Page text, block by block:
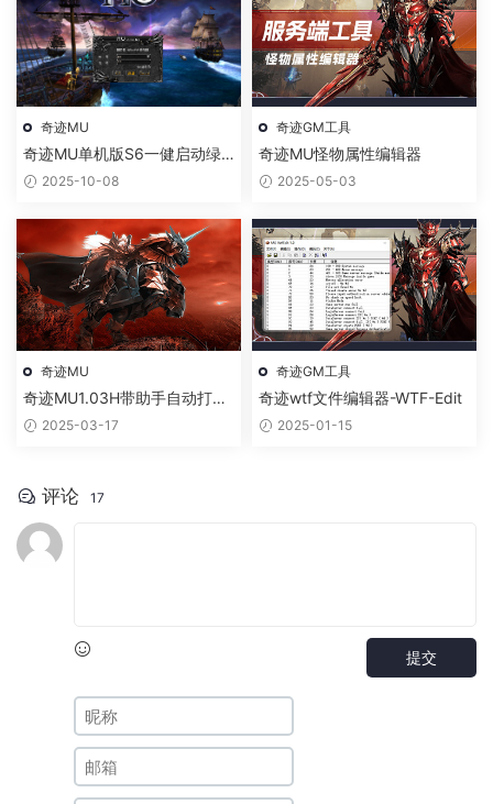
奇迹MU
奇迹MU单机版S6一健启动绿
色免安装版经典单机游戏
2025-10-08
奇迹GM工具
奇迹MU怪物属性编辑器
2025-05-03
奇迹MU
奇迹MU1.03H带助手自动打怪
捡物2025-03-17
奇迹GM工具
奇迹wtf文件编辑器-WTF-Edit
2025-01-15
评论 17
提交